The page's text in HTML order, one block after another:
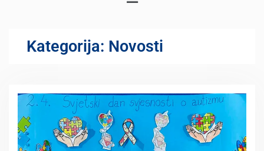
Kategorija: Novosti